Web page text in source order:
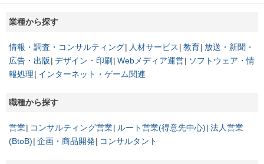
業種から探す
情報・調査・コンサルティング 人材サービス 教育 放送・新聞・
広告・出版 デザイン・印刷 Webメディア運営
ソフトウェア・情
報処理
インターネット・ゲーム関連
職種から探す
営業 コンサルティング営業 ルート営業(得意先中心) 法人営業
(BtoB) 企画・商品開発 コンサルタント